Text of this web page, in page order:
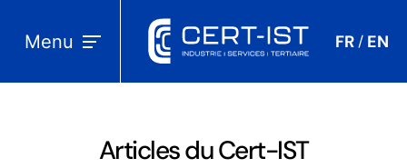
Menu FR / EN
Articles du Cert-IST